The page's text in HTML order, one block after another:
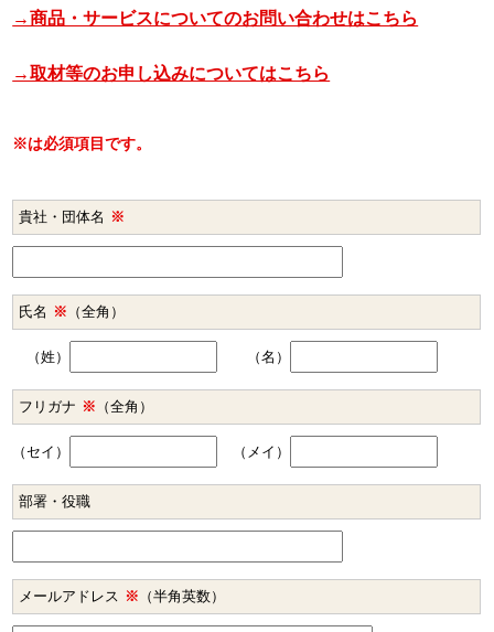
→商品・サービスについてのお問い合わせはこちら
→取材等のお申し込みについてはこちら
※は必須項目です。
貴社・団体名 ※
氏名 ※ （全角）
（姓） （名）
フリガナ ※ （全角）
（セイ） （メイ）
部署・役職
メールアドレス ※ （半角英数）